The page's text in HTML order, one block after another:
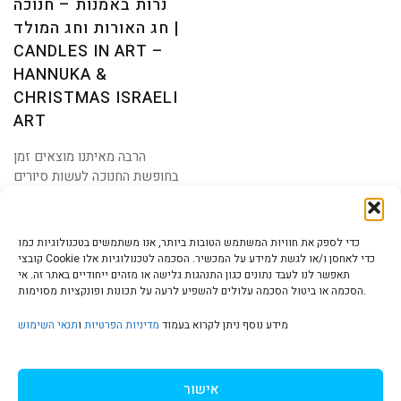
כדי לספק את חוויות המשתמש הטובות ביותר, אנו משתמשים בטכנולוגיות כמו
קובצי Cookie כדי לאחסן ו/או לגשת למידע על המכשיר. הסכמה לטכנולוגיות אלו
תאפשר לנו לעבד נתונים כגון התנהגות גלישה או מזהים ייחודיים באתר זה. אי
הסכמה או ביטול הסכמה עלולים להשפיע לרעה על תכונות ופונקציות מסוימות.
מידע נוסף ניתן לקרוא בעמוד מדיניות הפרטיות ותנאי השימוש
אישור
המולד
Candles
in
–
Hannuka
&
נרות באמנות – חנוכה
חג האורות וחג המולד |
CANDLES IN ART –
HANNUKA &
CHRISTMAS ISRAELI
ART
הרבה מאיתנו מוצאים זמן
בחופשת החנוכה לעשות סיורים
הצהרת נגישות | Accessibility